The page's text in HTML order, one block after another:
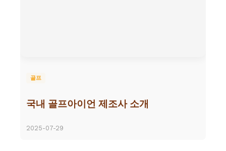
골프
국내 골프아이언 제조사 소개
2025-07-29